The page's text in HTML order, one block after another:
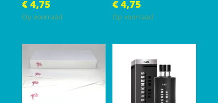
€4,75
Op voorraad
€4,75
Op voorraad